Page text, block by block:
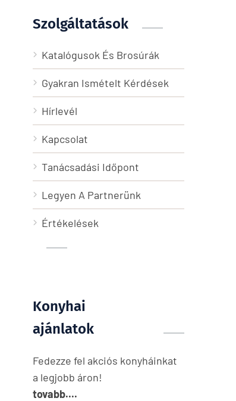
Szolgáltatások
Katalógusok És Brosúrák
Gyakran Ismételt Kérdések
Hírlevél
Kapcsolat
Tanácsadási Időpont
Legyen A Partnerünk
Értékelések
Konyhai
ajánlatok
Fedezze fel akciós konyháinkat
a legjobb áron!
tovabb....